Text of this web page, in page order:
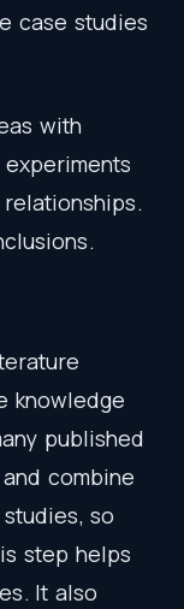
case studies
with
experiments
relationships.
.
knowledge
published
and combine
studies, so
step helps
. It also